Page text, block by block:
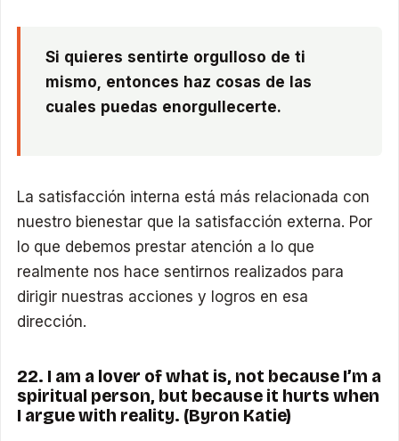
Si quieres sentirte orgulloso de ti
mismo, entonces haz cosas de las
cuales puedas enorgullecerte.
La satisfacción interna está más relacionada con
nuestro bienestar que la satisfacción externa. Por
lo que debemos prestar atención a lo que
realmente nos hace sentirnos realizados para
dirigir nuestras acciones y logros en esa
dirección.
22. I am a lover of what is, not because I’m a
spiritual person, but because it hurts when
I argue with reality. (Byron Katie)